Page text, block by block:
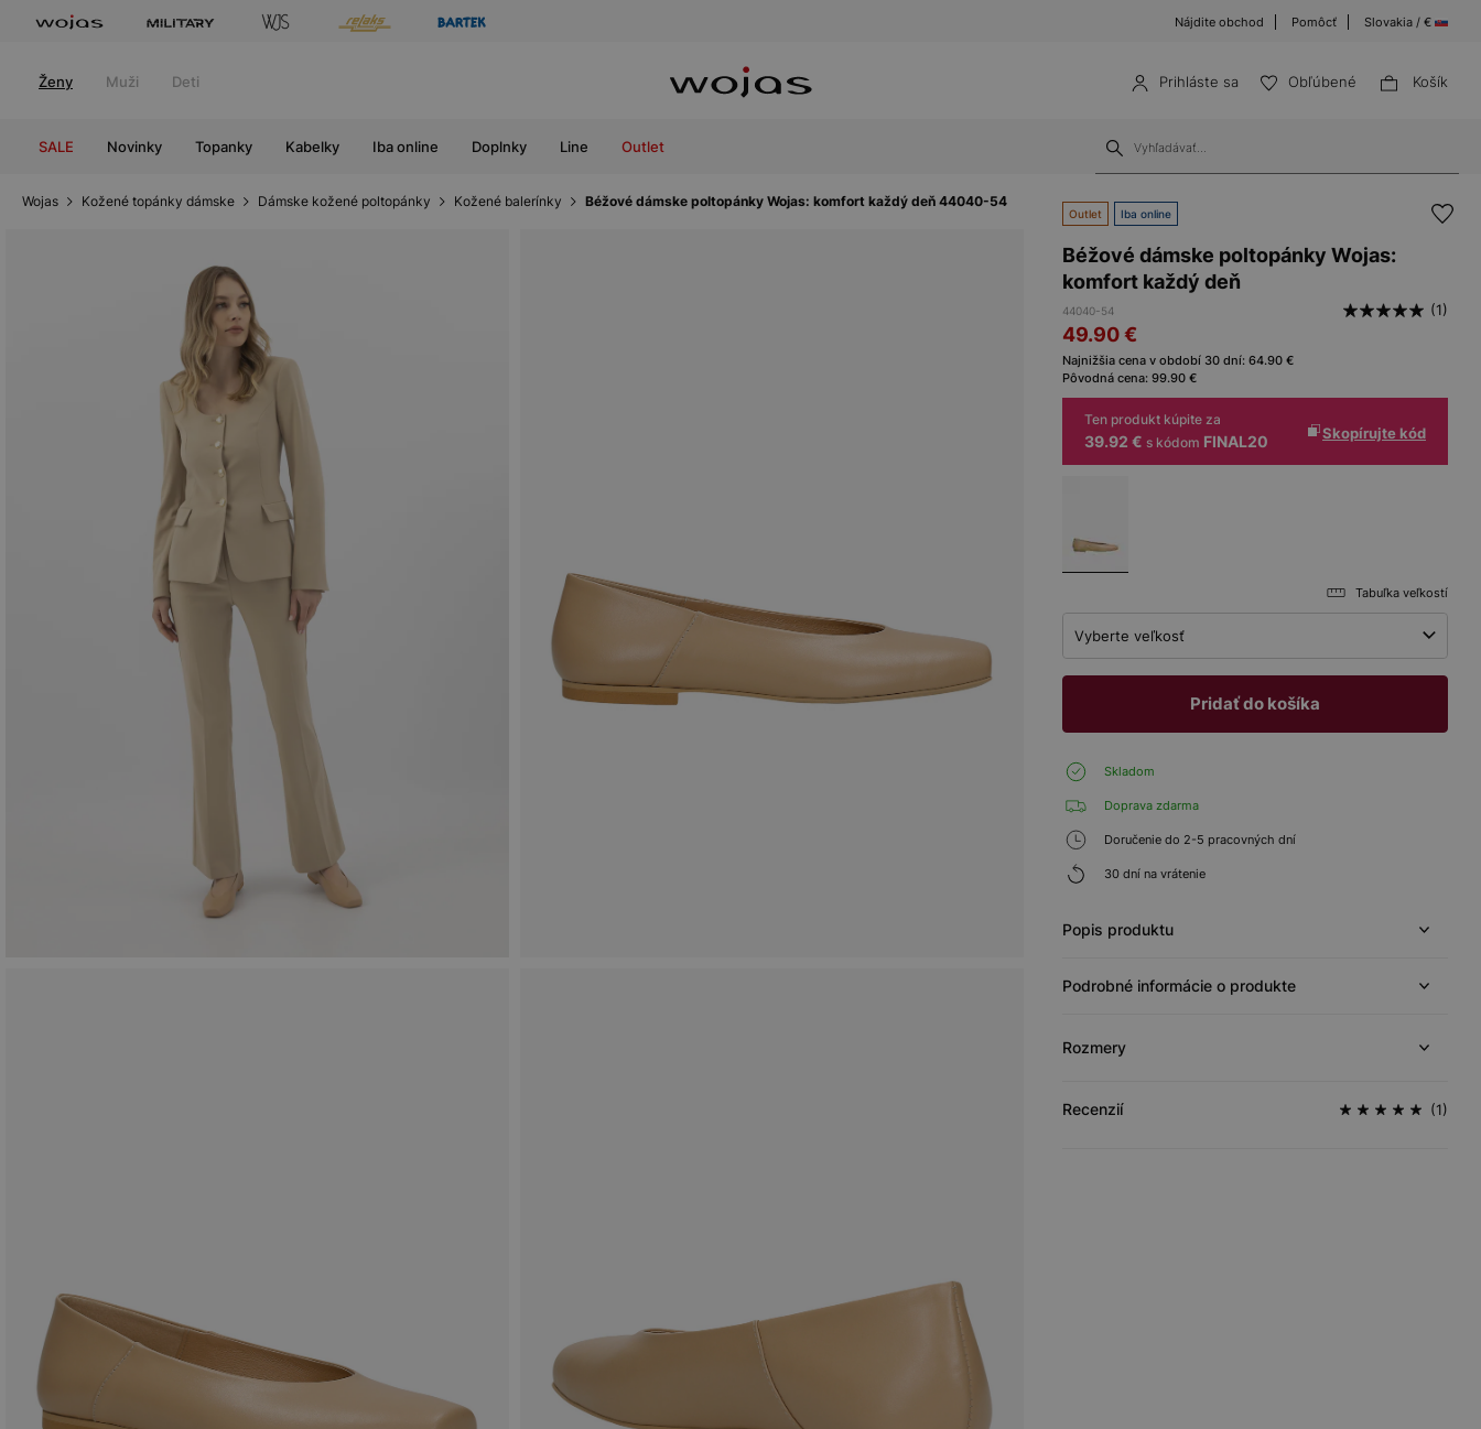
Nájdite obchod Pomôcť Slovakia / €
Ženy Muži Deti Prihláste sa Obľúbené Košík
SALE Novinky Topanky Kabelky Iba online Doplnky Line Outlet
Wojas Kožené topánky dámske Dámske kožené poltopánky Kožené balerínky Béžové dámske poltopánky Wojas: komfort každý deň 44040-54
Outlet Iba online
Béžové dámske poltopánky Wojas:
komfort každý deň
44040-54 (1)
49.90€
Najnižšia cena v období 30 dní: 64.90 €
Pôvodná cena: 99.90 €
Ten produkt kúpite za
39.92 € s kódom FINAL20 Skopírujte kód
Tabuľka veľkostí
Vyberte veľkosť
Pridať do košíka
Skladom
Doprava zdarma
Doručenie do 2-5 pracovných dní
30 dní na vrátenie
Popis produktu
Podrobné informácie o produkte
Rozmery
Recenzií (1)